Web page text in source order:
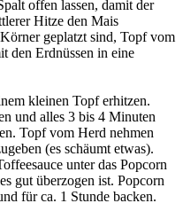
offen lassen, damit der
Hitze den Mais
geplatzt sind, Topf vom
den Erdnüssen in eine
kleinen Topf erhitzen.
und alles 3 bis 4 Minuten
Topf vom Herd nehmen
(es schäumt etwas).
unter das Popcorn
gut überzogen ist. Popcorn
für ca. 1 Stunde backen.